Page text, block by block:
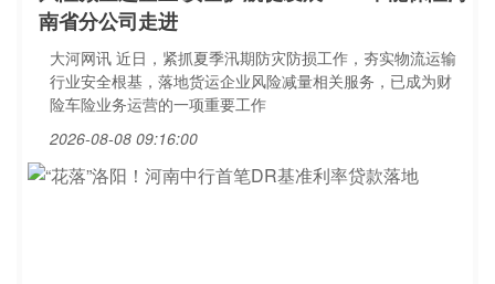
南省分公司走进
大河网讯 近日，紧抓夏季汛期防灾防损工作，夯实物流运输
行业安全根基，落地货运企业风险减量相关服务，已成为财
险车险业务运营的一项重要工作
2026-08-08 09:16:00